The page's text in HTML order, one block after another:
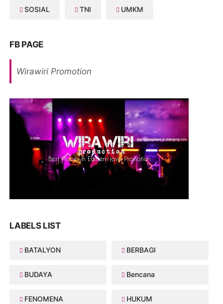
SOSIAL TNI UMKM
FB PAGE
Wirawiri Promotion
LABELS LIST
BATALYON BERBAGI
BUDAYA Bencana
FENOMENA HUKUM